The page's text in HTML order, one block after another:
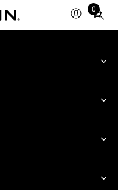
0
Total
items
cart: